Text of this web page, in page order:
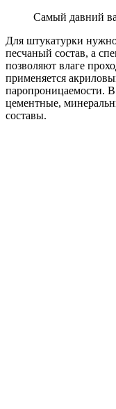
Самый давний
Для штукатурки
песчаный состав, а
позволяют влаге
применяется
паропроницаемости.
цементные,
составы.